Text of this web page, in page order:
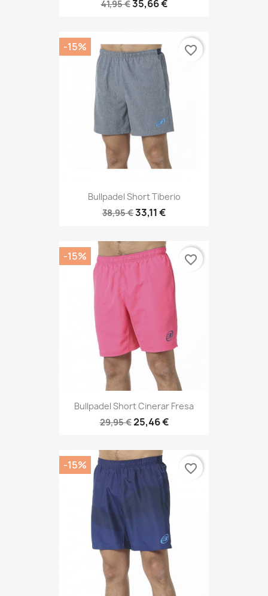
41,95 €35,66 €
Bullpadel Short Tiberio
38,95 €33,11 €
-15% favorite_border
Bullpadel Short Cinerar Fresa
29,95 €25,46 €
-15% favorite_border
-15% favorite_border